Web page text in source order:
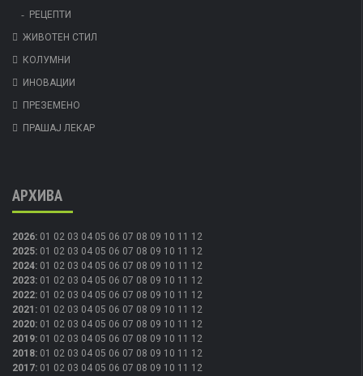
РЕЦЕПТИ
ЖИВОТЕН СТИЛ
КОЛУМНИ
ИНОВАЦИИ
ПРЕЗЕМЕНО
ПРАШАЈ ЛЕКАР
АРХИВА
2026: 01 02 03 04 05 06 07 08 09 10 11 12
2025: 01 02 03 04 05 06 07 08 09 10 11 12
2024: 01 02 03 04 05 06 07 08 09 10 11 12
2023: 01 02 03 04 05 06 07 08 09 10 11 12
2022: 01 02 03 04 05 06 07 08 09 10 11 12
2021 : 01 02 03 04 05 06 07 08 09 10 11 12
2020: 01 02 03 04 05 06 07 08 09 10 11 12
2019: 01 02 03 04 05 06 07 08 09 10 11 12
2018: 01 02 03 04 05 06 07 08 09 10 11 12
2017: 01 02 03 04 05 06 07 08 09 10 11 12